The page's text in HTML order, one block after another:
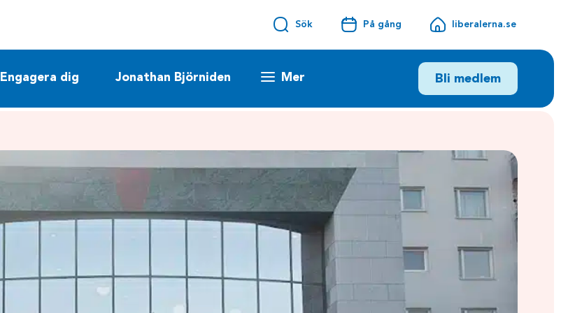
Sök På gång liberalerna.se
Engagera dig Jonathan Björniden Mer Bli medlem